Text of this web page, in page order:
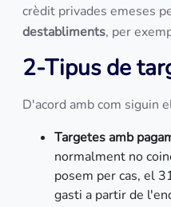
crèdit privades emeses
destabliments, per
2-Tipus de
D'acord amb com siguin
Targetes amb
normalment no
posem per cas, el
gasti a partir de